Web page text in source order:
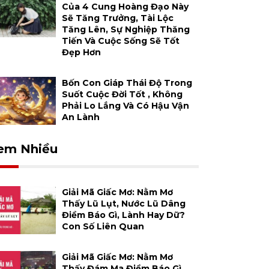
Của 4 Cung Hoàng Đạo Này
Sẽ Tăng Trưởng, Tài Lộc
Tăng Lên, Sự Nghiệp Thăng
Tiến Và Cuộc Sống Sẽ Tốt
Đẹp Hơn
Bốn Con Giáp Thái Độ Trong
Suốt Cuộc Đời Tốt , Không
Phải Lo Lắng Và Có Hậu Vận
An Lành
Nhiều
Giải Mã Giấc Mơ: Nằm Mơ
Thấy Lũ Lụt, Nước Lũ Dâng
Điềm Báo Gì, Lành Hay Dữ?
Con Số Liên Quan
Giải Mã Giấc Mơ: Nằm Mơ